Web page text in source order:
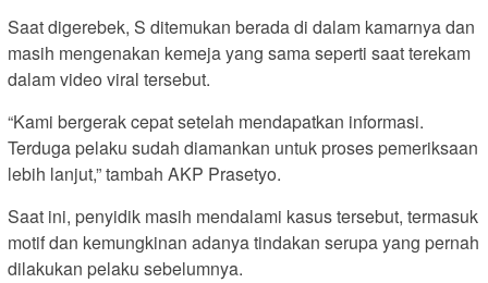
Saat digerebek, S ditemukan berada di dalam kamarnya dan
masih mengenakan kemeja yang sama seperti saat terekam
dalam video viral tersebut.
“Kami bergerak cepat setelah mendapatkan informasi.
Terduga pelaku sudah diamankan untuk proses pemeriksaan
lebih lanjut,” tambah AKP Prasetyo.
Saat ini, penyidik masih mendalami kasus tersebut, termasuk
motif dan kemungkinan adanya tindakan serupa yang pernah
dilakukan pelaku sebelumnya.